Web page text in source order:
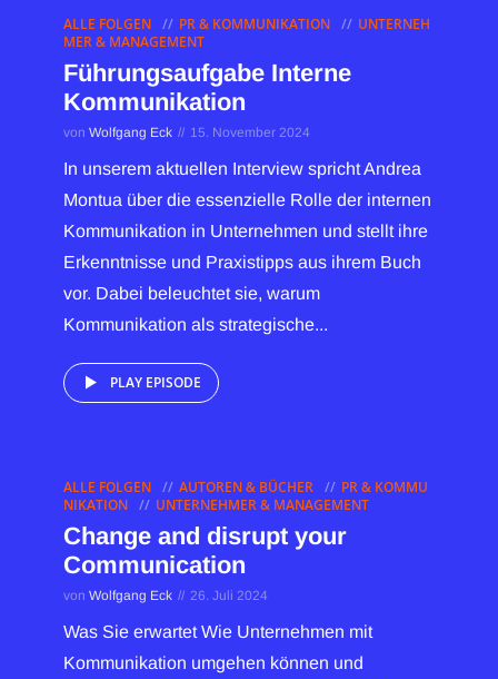
ALLE FOLGEN PR & KOMMUNIKATION
UNTERNEH
MER & MANAGEMENT
Führungsaufgabe Interne
Kommunikation
von Wolfgang Eck 15. November 2024
In unserem aktuellen Interview spricht Andrea
Montua über die essenzielle Rolle der internen
Kommunikation in Unternehmen und stellt ihre
Erkenntnisse und Praxistipps aus ihrem Buch
vor. Dabei beleuchtet sie, warum
Kommunikation als strategische...
PLAY EPISODE
ALLE FOLGEN AUTOREN & BÜCHER
PR & KOMMU
NIKATION
UNTERNEHMER & MANAGEMENT
Change and disrupt your
Communication
von Wolfgang Eck 26. Juli 2024
Was Sie erwartet Wie Unternehmen mit
Kommunikation umgehen können und